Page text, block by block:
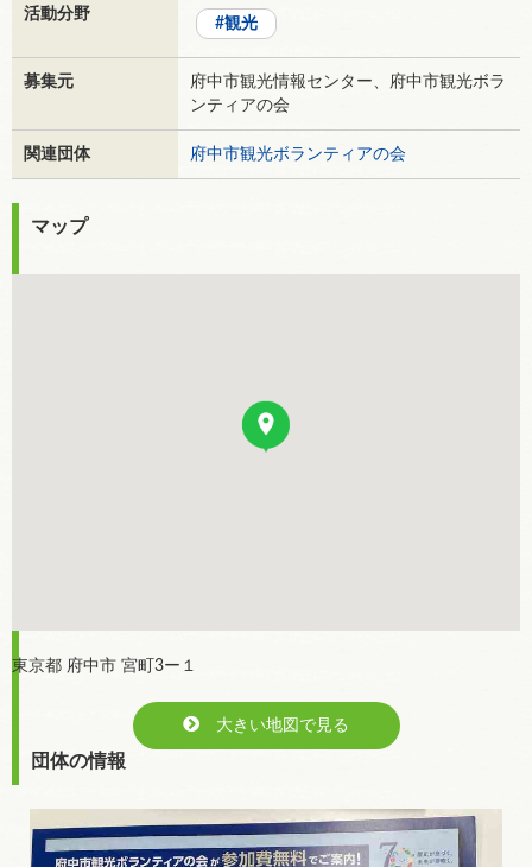
活動分野
観光
募集元
府中市観光情報センター、府中市観光ボラ
ンティアの会
関連団体 府中市観光ボランティアの会
マップ
東京都 府中市 宮町3ー１
大きい地図で見る
団体の情報